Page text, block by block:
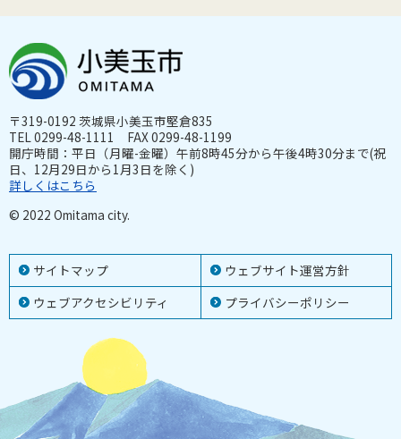
サイトマップ
ウェブサイト運営方針
ウェブアクセシビリティ
プライバシーポリシー
〒319-0192 茨城県小美玉市堅倉835
TEL 0299-48-1111 FAX 0299-48-1199
開庁時間：平日（月曜-金曜）午前8時45分から午後4時30分まで(祝
日、12月29日から1月3日を除く)
詳しくはこちら
© 2022 Omitama city.